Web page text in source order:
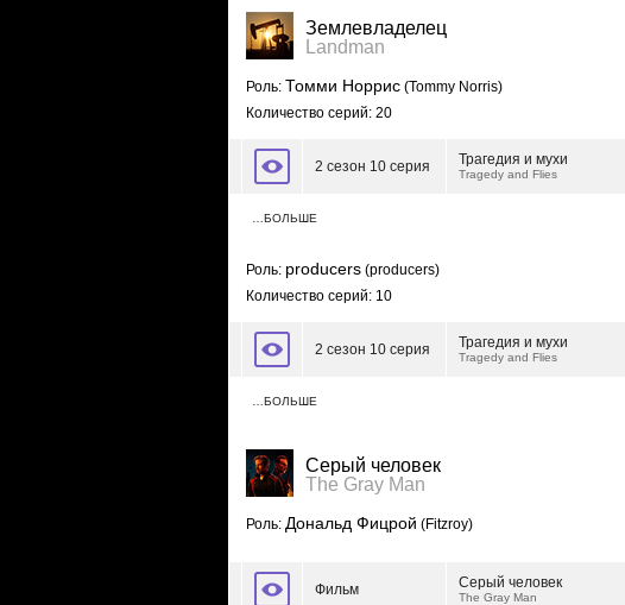
Землевладелец
Landman
Роль: Томми Норрис (Tommy Norris)
Количество серий: 20
2 сезон 10 серия Трагедия и мухи
Tragedy and Flies
…БОЛЬШЕ
Роль: producers (producers)
Количество серий: 10
2 сезон 10 серия Трагедия и мухи
Tragedy and Flies
…БОЛЬШЕ
Серый человек
The Gray Man
Роль: Дональд Фицрой (Fitzroy)
Фильм Серый человек
The Gray Man